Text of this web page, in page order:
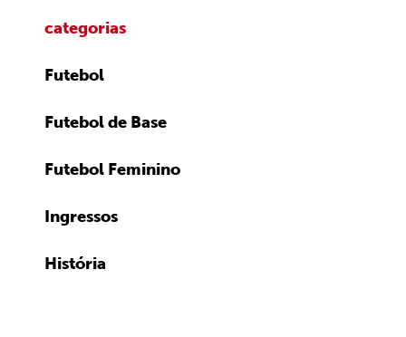
categorias
Futebol
Futebol de Base
Futebol Feminino
Ingressos
História